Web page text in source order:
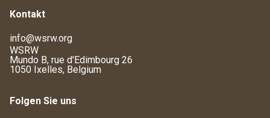
Kontakt
info@wsrw.org
WSRW
Mundo B, rue d'Edimbourg 26
1050 Ixelles, Belgium
Folgen Sie uns